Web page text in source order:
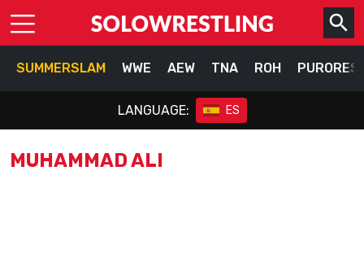
SUMMERSLAM WWE AEW TNA ROH
LANGUAGE: ES
MUHAMMAD ALI